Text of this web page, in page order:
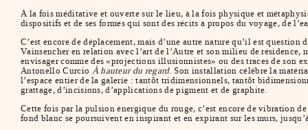
À la fois méditative et ouverte sur le lieu, à la fois physique et
dispositifs et de ses formes qui sont des récits à propos du voyage, de
C’est encore de déplacement, mais d’une autre nature qu’il est question
Vainsencher en relation avec l’art de l’Autre et son milieu de résidence,
envisager comme des «projections illusionnistes» ou des traces de son
Antonello Curcio À hauteur du regard. Son installation célèbre la
l’espace entier de la galerie : tantôt tridimensionnels, tantôt
grattage, d’incisions, d’applications de pigment et de graphite.
Cette fois par la pulsion énergique du rouge, c’est encore de vibration
fond blanc se poursuivent en inspirant et en expirant sur les murs,